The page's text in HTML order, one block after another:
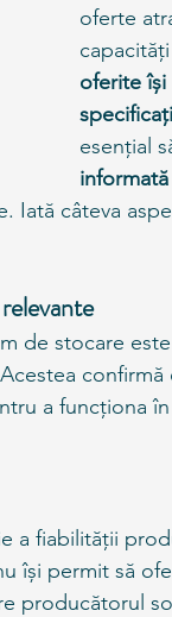
oferte
oferite
esențial
informată
Iată câteva
de stocare
a funcționa
a fiabilității
își permit să
producătorul